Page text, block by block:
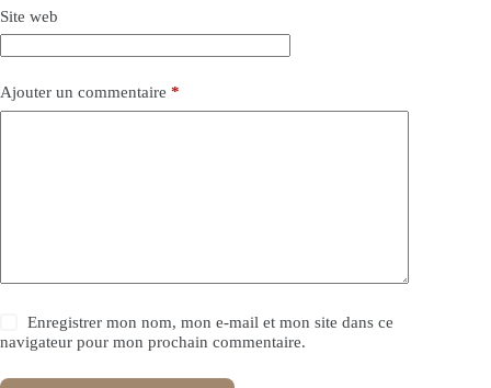
Site web
Ajouter un commentaire *
Enregistrer mon nom, mon e-mail et mon site dans ce
navigateur pour mon prochain commentaire.